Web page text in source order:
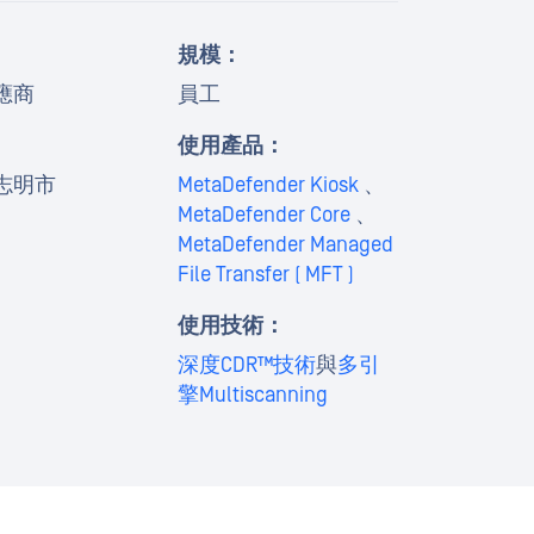
商
明市
規模：
員工
使用產品：
MetaDefender Kiosk、
MetaDefender Core、
MetaDefender Managed
File Transfer ( MFT )
使用技術：
深度CDR™技術與多引
擎Multiscanning